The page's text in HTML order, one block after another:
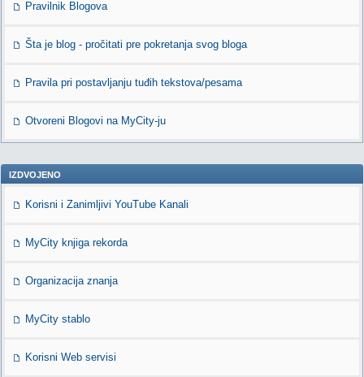
Pravilnik Blogova
Šta je blog - pročitati pre pokretanja svog bloga
Pravila pri postavljanju tuđih tekstova/pesama
Otvoreni Blogovi na MyCity-ju
IZDVOJENO
Korisni i Zanimljivi YouTube Kanali
MyCity knjiga rekorda
Organizacija znanja
MyCity stablo
Korisni Web servisi